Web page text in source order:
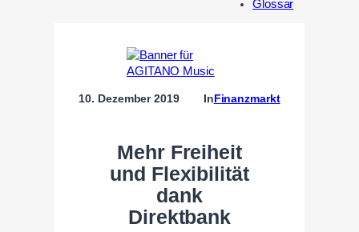
Glossar
10. Dezember 2019 InFinanzmarkt
Mehr Freiheit
und Flexibilität
dank
Direktbank